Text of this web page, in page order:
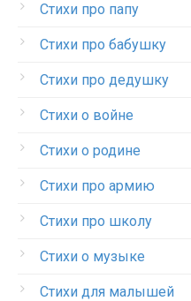
Стихи про папу
Стихи про бабушку
Стихи про дедушку
Стихи о войне
Стихи о родине
Стихи про армию
Стихи про школу
Стихи о музыке
Стихи для малышей